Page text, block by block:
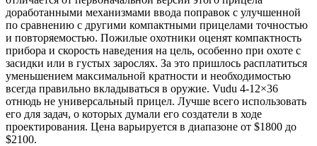
доработанными механизмами ввода поправок с улучшенной
по сравнению с другими компактными прицелами точностью
и повторяемостью. Пожилые охотники оценят компактность
прибора и скорость наведения на цель, особенно при охоте с
засидки или в густых зарослях. За это пришлось расплатиться
уменьшением максимальной кратности и необходимостью
всегда правильно вкладываться в оружие. Vudu 4-12×36
отнюдь не универсальный прицел. Лучше всего использовать
его для задач, о которых думали его создатели в ходе
проектирования. Цена варьируется в диапазоне от $1800 до
$2100.